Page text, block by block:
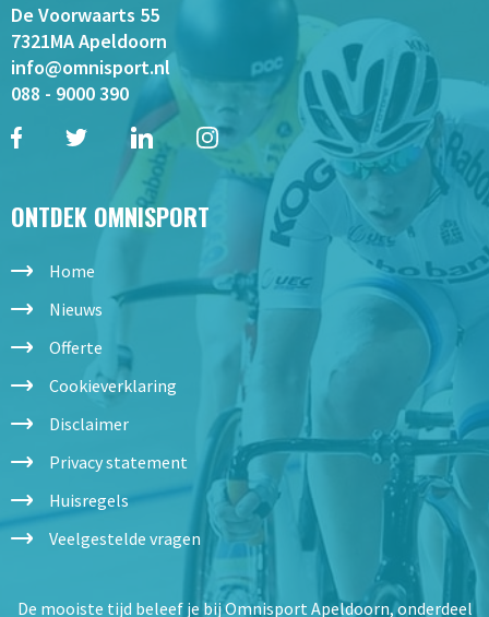
De Voorwaarts 55
7321MA Apeldoorn
info@omnisport.nl
088 - 9000 390
ONTDEK OMNISPORT
Home
Nieuws
Offerte
Cookieverklaring
Disclaimer
Privacy statement
Huisregels
Veelgestelde vragen
De mooiste tijd beleef je bij Omnisport Apeldoorn, onderdeel